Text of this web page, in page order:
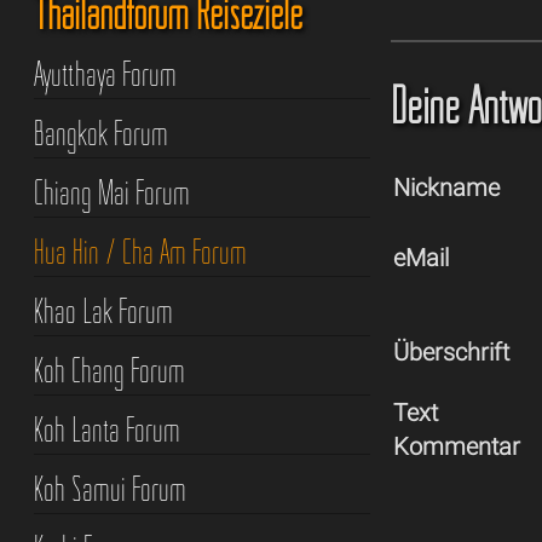
Deine
Nickname
eMail
Überschrift
Text
Kommentar
Thailandforum Reiseziele
Ayutthaya Forum
Bangkok Forum
Chiang Mai Forum
Hua Hin / Cha Am Forum
Khao Lak Forum
Koh Chang Forum
Koh Lanta Forum
Koh Samui Forum